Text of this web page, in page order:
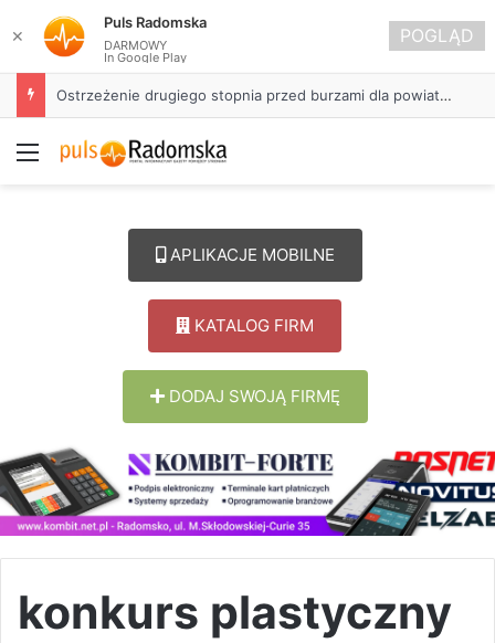
Ostrzeżenie drugiego stopnia przed burzami dla powiatu radomszczańskiego
Menu
APLIKACJE MOBILNE
KATALOG FIRM
DODAJ SWOJĄ FIRMĘ
konkurs plastyczny
✕
Puls Radomska
DARMOWY
In Google Play
POGLĄD